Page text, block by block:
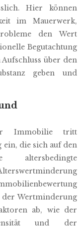
Hier können
im Mauerwerk,
den Wert
Begutachtung
über den
geben und
Immobilie tritt
ein, die sich auf den
altersbedingte
der Wertminderung
ab, wie der
und der